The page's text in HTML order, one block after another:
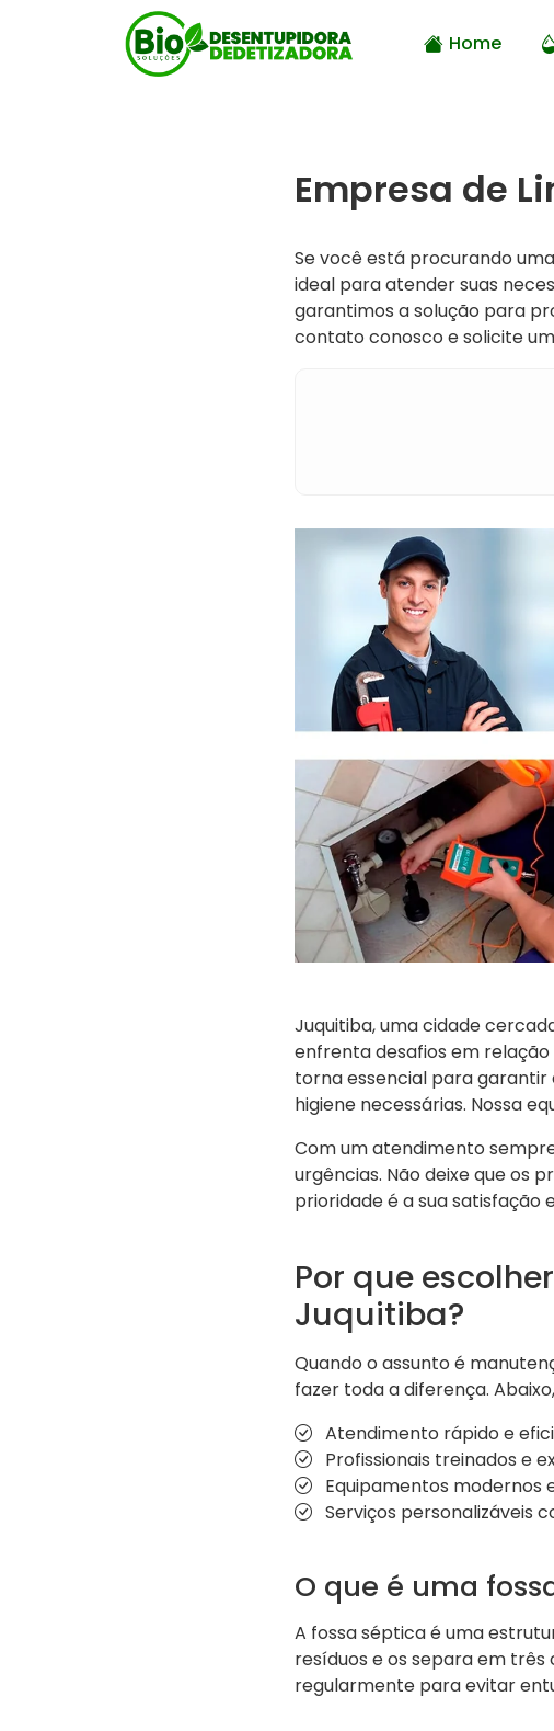
Home
Empresa de
Se você está procurando uma
ideal para atender suas
garantimos a solução para
contato conosco e solicite
Juquitiba, uma cidade
enfrenta desafios em
torna essencial para garantir
higiene necessárias. Nossa
Com um atendimento
urgências. Não deixe que os
prioridade é a sua
Por que
Juquitiba?
Quando o assunto é
fazer toda a diferença.
Atendimento rápido e
Profissionais treinados e
Equipamentos modernos
Serviços personalizáveis
O que é uma
A fossa séptica é uma
resíduos e os separa em três
regularmente para evitar